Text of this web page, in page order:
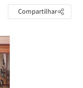
Compartilhar